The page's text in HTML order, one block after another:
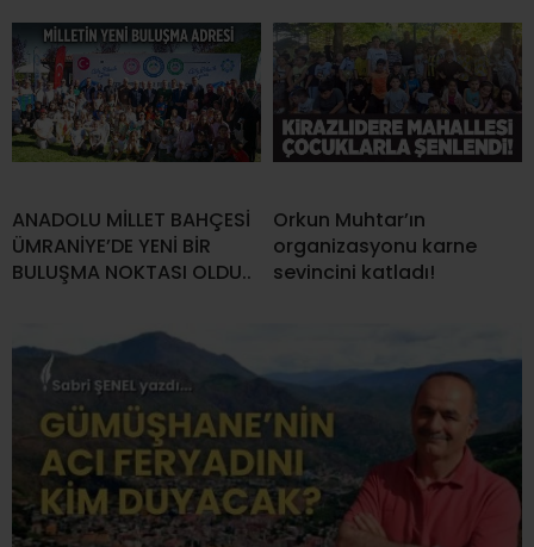
ANADOLU MİLLET BAHÇESİ
ÜMRANİYE’DE YENİ BİR
BULUŞMA NOKTASI OLDU..
Orkun Muhtar’ın
organizasyonu karne
sevincini katladı!